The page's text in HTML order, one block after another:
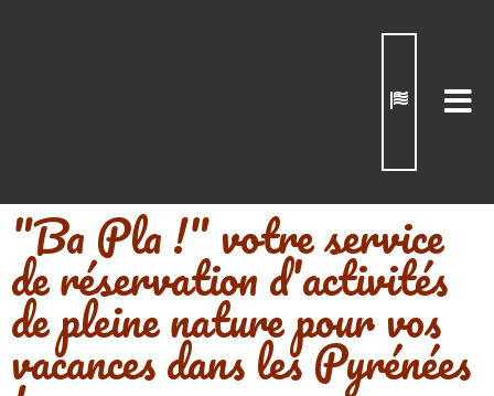
"Ba Pla !" votre service
de réservation d'activités
de pleine nature pour vos
vacances dans les Pyrénées